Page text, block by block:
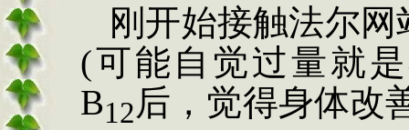
刚开始接触法尔
(可能自觉过量就
B12后，觉得身体改